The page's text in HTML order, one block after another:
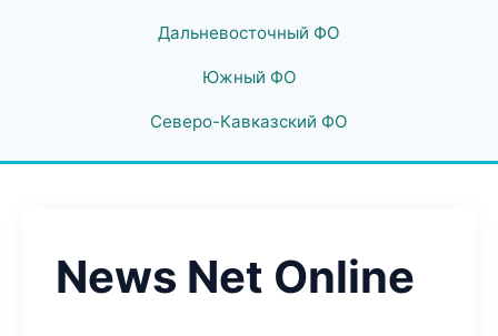
Дальневосточный ФО
Южный ФО
Северо-Кавказский ФО
News Net Online